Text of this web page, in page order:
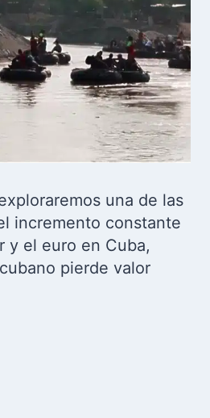
una de las
incremento constante
y el euro en Cuba,
pierde valor